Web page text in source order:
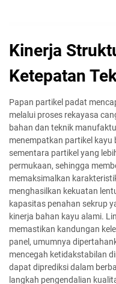
Kinerja
Ketepatan
Papan partikel padat
melalui proses rekayasa
bahan dan teknik
menempatkan partikel kayu
sementara partikel yang
permukaan, sehingga
memaksimalkan
menghasilkan kekuatan
kapasitas penahan sekrup
kinerja bahan kayu alami.
memastikan kandungan
panel, umumnya
mencegah ketidakstabilan
dapat diprediksi dalam
langkah pengendalian